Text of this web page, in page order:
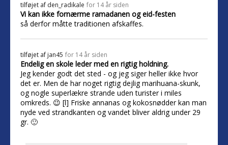
tilføjet af den_radikale for 14 år siden
Vi kan ikke fornærme ramadanen og eid-festen
så derfor måtte traditionen afskaffes.
tilføjet af jan45 for 14 år siden
Endelig en skole leder med en rigtig holdning.
Jeg kender godt det sted - og jeg siger heller ikke hvor
det er. Men de har noget rigtig dejlig marihuana-skunk,
og nogle superlækre strande uden turister i miles
omkreds. 😉 [l] Friske annanas og kokosnødder kan man
nyde ved strandkanten og vandet bliver aldrig under 29
gr. 🙂